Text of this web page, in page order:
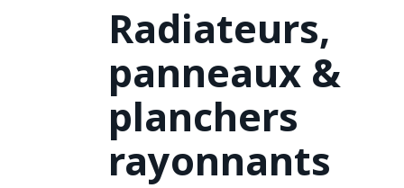
Radiateurs,
panneaux &
planchers
rayonnants